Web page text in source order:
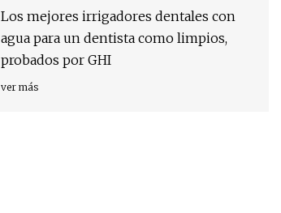
subjetiva de la calidad del sueño.
Los mejores irrigadores dentales con
agua para un dentista como limpios,
probados por GHI
ver más